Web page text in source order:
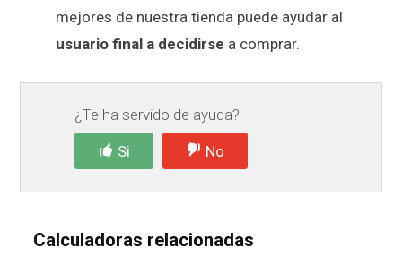
mejores de nuestra tienda puede ayudar al
usuario final a decidirse a comprar.
¿Te ha servido de ayuda?
Si No
Calculadoras relacionadas